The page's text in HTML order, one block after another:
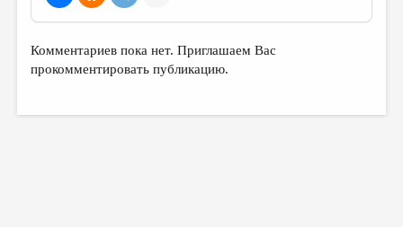
ЦИКЛЫ ПУБЛИКАЦИЙ
ТРЕДИАКОВСКИЙ
МЕДИА
ВКОНТАКТЕ
Комментариев пока нет. Приглашаем Вас
прокомментировать публикацию.